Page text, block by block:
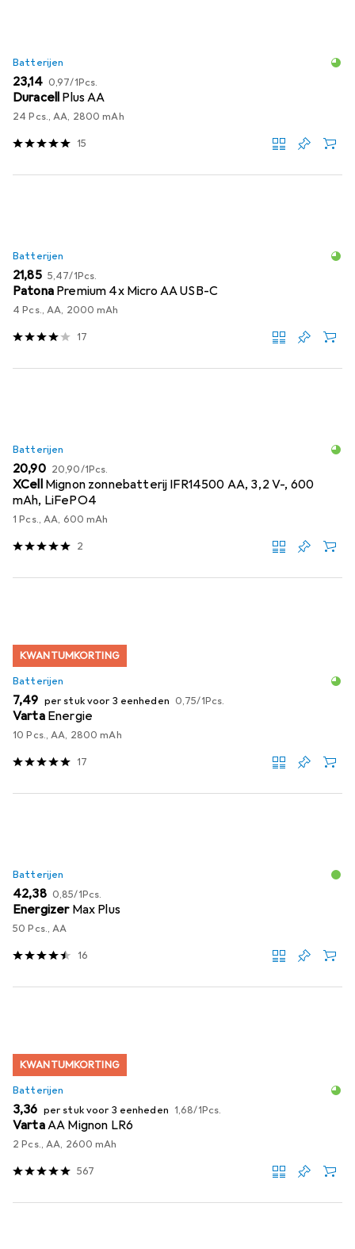
Batterijen
EUR
23,14 EUR
0,97/1Pcs.
Duracell Plus AA
24 Pcs., AA, 2800 mAh
15
Batterijen
EUR
21,85 EUR
5,47/1Pcs.
Patona Premium 4x Micro AA USB-C
4 Pcs., AA, 2000 mAh
17
Batterijen
EUR
20,90 EUR
20,90/1Pcs.
XCell Mignon zonnebatterij IFR14500 AA, 3,2 V-, 600
mAh, LiFePO4
1 Pcs., AA, 600 mAh
2
KWANTUMKORTING
Batterijen
EUR
7,49 per stuk voor 3 eenheden EUR
0,75/1Pcs.
Varta Energie
10 Pcs., AA, 2800 mAh
17
Batterijen
EUR
42,38 EUR
0,85/1Pcs.
Energizer Max Plus
50 Pcs., AA
16
KWANTUMKORTING
Batterijen
EUR
3,36 per stuk voor 3 eenheden EUR
1,68/1Pcs.
VartaAA Mignon LR6
2 Pcs., AA, 2600 mAh
567